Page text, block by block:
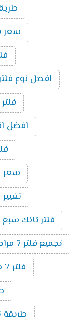
طريقة
سعر
افضل نوع فلتر مياه
فلتر
افضل
سعر
تغيير
فلتر تانك سبع
تجميع فلتر 7 مراحل
فلتر 7 مراحل بدون خزان وموتور